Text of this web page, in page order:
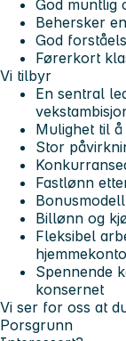
God muntlig
Behersker
God
Førerkort
Vi tilbyr
En sentral
Mulighet til
Stor
Fastlønn
Billønn og
Fleksibel
Spennende
konsernet
Vi ser for oss at
Porsgrunn